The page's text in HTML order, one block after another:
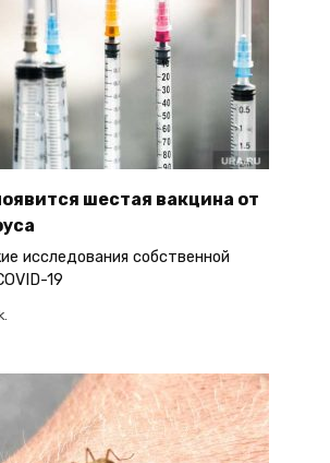
шестая вакцина от
исследования собственной
19